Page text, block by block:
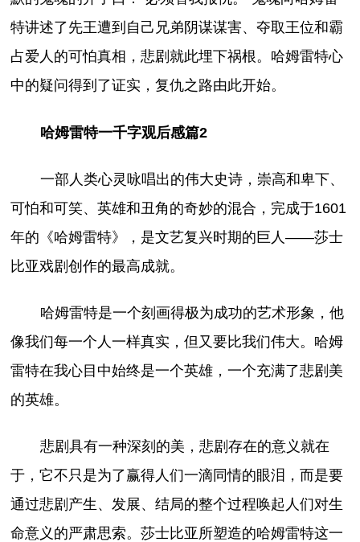
特讲述了先王遭到自己兄弟阴谋谋害、夺取王位和霸
占爱人的可怕真相，悲剧就此埋下祸根。哈姆雷特心
中的疑问得到了证实，复仇之路由此开始。
哈姆雷特一千字观后感篇2
一部人类心灵咏唱出的伟大史诗，崇高和卑下、
可怕和可笑、英雄和丑角的奇妙的混合，完成于1601
年的《哈姆雷特》，是文艺复兴时期的巨人——莎士
比亚戏剧创作的最高成就。
哈姆雷特是一个刻画得极为成功的艺术形象，他
像我们每一个人一样真实，但又要比我们伟大。哈姆
雷特在我心目中始终是一个英雄，一个充满了悲剧美
的英雄。
悲剧具有一种深刻的美，悲剧存在的意义就在
于，它不只是为了赢得人们一滴同情的眼泪，而是要
通过悲剧产生、发展、结局的整个过程唤起人们对生
命意义的严肃思索。莎士比亚所塑造的哈姆雷特这一